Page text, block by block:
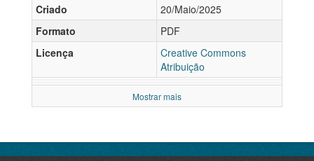
Criado
20/Maio/2025
Formato
PDF
Licença
Creative Commons
Atribuição
Mostrar mais